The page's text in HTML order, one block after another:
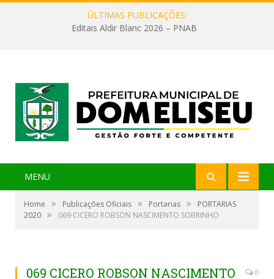
ÚLTIMAS PUBLICAÇÕES:
Editais Aldir Blanc 2026 – PNAB
MENU
Home » Publicações Oficiais » Portarias »
PORTARIAS
2020 » 069 CICERO ROBSON NASCIMENTO SOBRINHO
069 CICERO ROBSON NASCIMENTO
0